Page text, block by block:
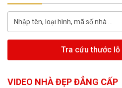
Tra cứu thước lỗ
VIDEO NHÀ ĐẸP ĐẲNG CẤP